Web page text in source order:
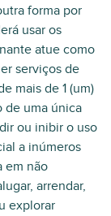
forma por
usar os
atue como
serviços de
mais de 1 (um)
de uma única
ou inibir o uso
a inúmeros
em não
arrendar,
explorar